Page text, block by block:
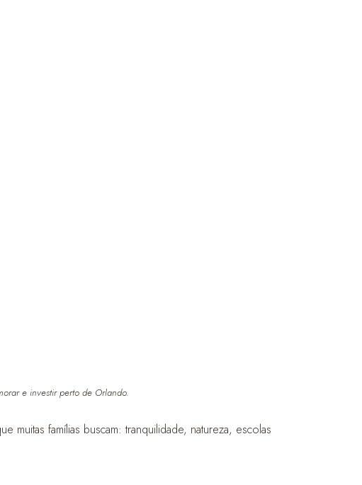
e investir perto de Orlando.
famílias buscam: tranquilidade, natureza, escolas